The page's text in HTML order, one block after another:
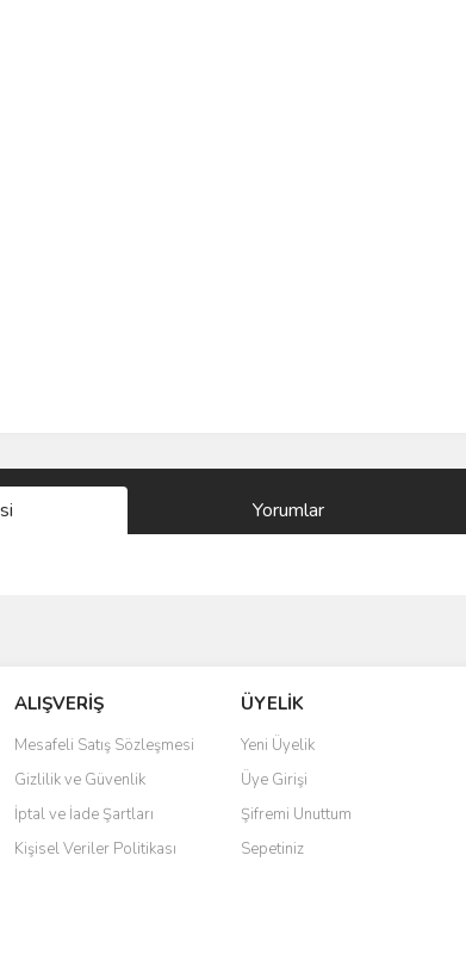
Yorumlar
veya görüntülenemiyor.
bilgiler bulunuyor.
bulunuyor.
daha pahalı.
alternatifler olmalı.
ALIŞVERİŞ
Mesafeli Satış Sözleşmesi
Gizlilik ve Güvenlik
İptal ve İade Şartları
Kişisel Veriler Politikası
ÜYELİK
Yeni Üyelik
Üye Girişi
Şifremi Unuttum
Sepetiniz